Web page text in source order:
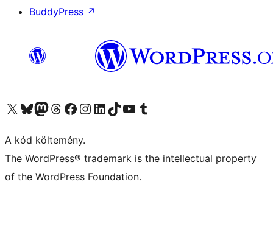
BuddyPress ↗
Visit our X (formerly Twitter) account
Visit our Bluesky account
Twitter csatornánk
Visit our Threads account
Facebook oldalunk megtekintése
Visit our Instagram account
Visit our LinkedIn account
Visit our TikTok account
Visit our YouTube channel
Visit our Tumblr account
A kód költemény.
The WordPress® trademark is the intellectual property
of the WordPress Foundation.